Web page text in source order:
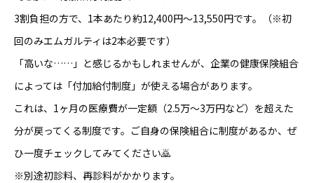
3割負担の方で、1本あたり約12,400円〜13,550円です。（※初
回のみエムガルティは2本必要です）
「高いな……」と感じるかもしれませんが、企業の健康保険組合
によっては「付加給付制度」が使える場合があります。
これは、1ヶ月の医療費が一定額（2.5万〜3万円など）を超えた
分が戻ってくる制度です。ご自身の保険組合に制度があるか、ぜ
ひ一度チェックしてみてください🙇
※別途初診料、再診料がかかります。